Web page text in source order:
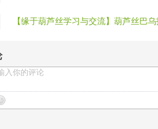
】全体管理
】VV时报记者
【缘于葫芦丝学习与交流】葫芦丝巴